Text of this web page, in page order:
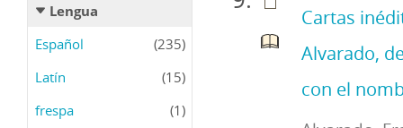
Lengua
Español
(235)
Latín
(15)
frespa
(1)
Cartas
Alvarado,
con el